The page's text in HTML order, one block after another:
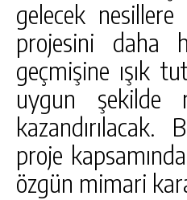
gelecek
projesini daha
geçmişine ışık
uygun şekilde
proje
özgün mimari
GÖKSUN
ÖĞRENCILERINE